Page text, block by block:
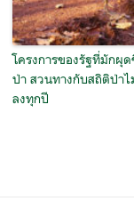
โครงการของรัฐที่มักผุ
ป่า สวนทางกับสถิติป่า
ลงทุกปี